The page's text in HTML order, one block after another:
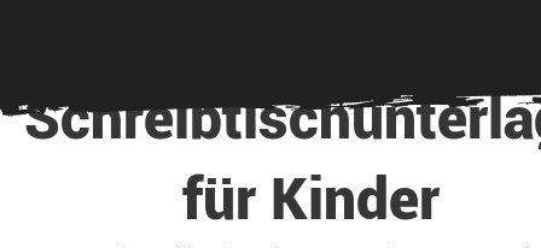
für Kinder